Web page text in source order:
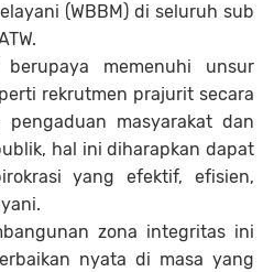
(WBBM) di seluruh sub
berupaya memenuhi unsur
rekrutmen prajurit secara
pengaduan masyarakat dan
hal ini diharapkan dapat
yang efektif, efisien,
zona integritas ini
nyata di masa yang